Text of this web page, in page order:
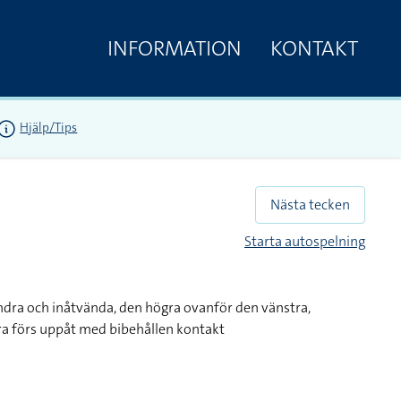
INFORMATION KONTAKT
Hjälp/Tips
Nästa tecken
Starta autospelning
och inåtvända, den högra ovanför den vänstra,
förs uppåt med bibehållen kontakt